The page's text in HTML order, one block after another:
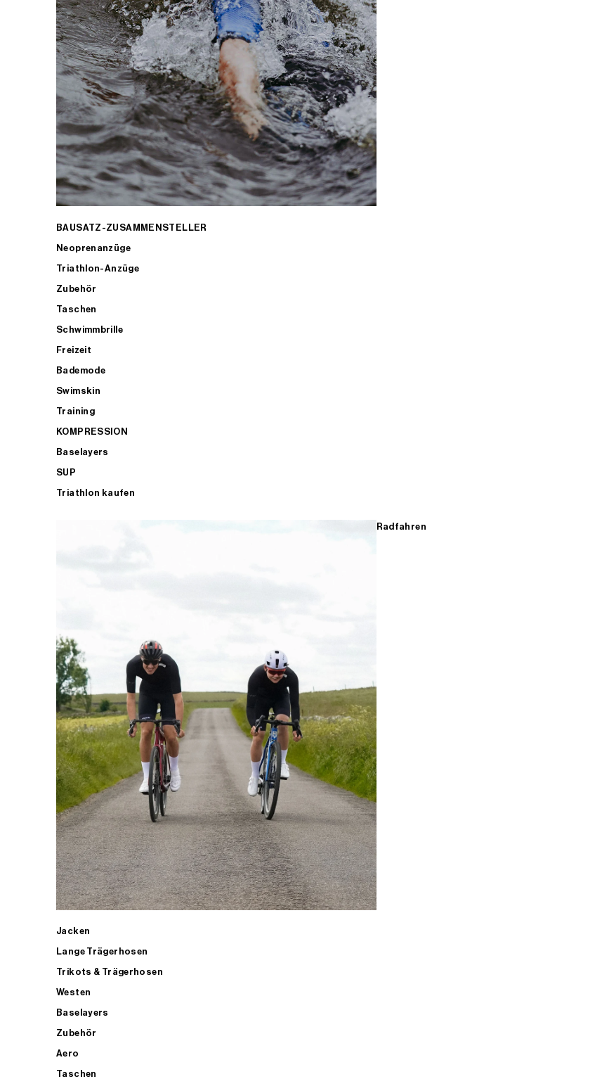
BAUSATZ-ZUSAMMENSTELLER
Neoprenanzüge
Triathlon-Anzüge
Zubehör
Taschen
Schwimmbrille
Freizeit
Bademode
Swimskin
Training
KOMPRESSION
Baselayers
SUP
Triathlon kaufen
Radfahren
Jacken
Lange Trägerhosen
Trikots & Trägerhosen
Westen
Baselayers
Zubehör
Aero
Taschen